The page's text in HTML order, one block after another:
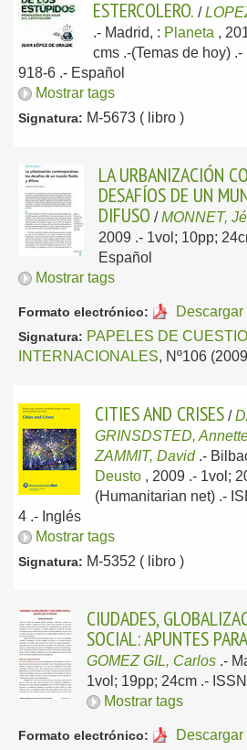
ESTERCOLERO. /
.- Madrid, : Planeta ,
cms .-(Temas de hoy)
918-6 .- Español
Mostrar tags
Signatura: M-5673 ( libro )
LA URBANIZACIÓN
DESAFÍOS DE UN
DIFUSO /MONNET,
2009 .- 1vol; 10pp;
Español
Mostrar tags
Formato electrónico: Descargar
Signatura: PAPELES DE
INTERNACIONALES, Nº106
CITIES AND CRISES /
GRINSDSTED,
ZAMMIT, David .-
Deusto , 2009 .- 1vol;
(Humanitarian net) .-
4 .- Inglés
Mostrar tags
Signatura: M-5352 ( libro )
CIUDADES,
SOCIAL: APUNTES
GOMEZ GIL, Carlos .-
1vol; 19pp; 24cm .-
Mostrar tags
Formato electrónico: Descargar